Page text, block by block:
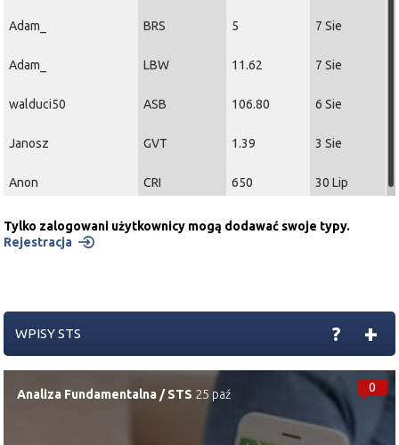
Adam_ BRS 5 7 Sie
Adam_ LBW 11.62 7 Sie
walduci50 ASB 106.80 6 Sie
Janosz GVT 1.39 3 Sie
Anon CRI 650 30 Lip
Tylko zalogowani użytkownicy mogą dodawać swoje typy.
Rejestracja
WPISY STS +
?
0
Analiza Fundamentalna /STS 25 paź